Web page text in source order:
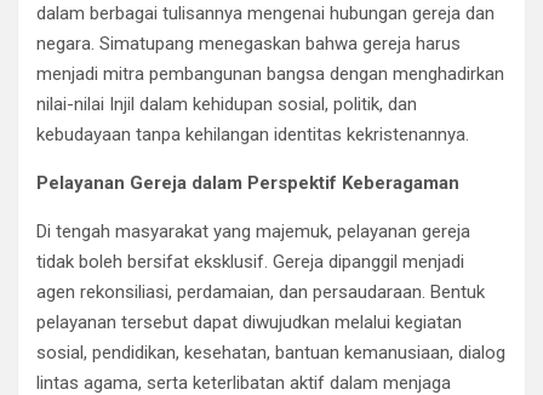
dalam berbagai tulisannya mengenai hubungan gereja dan
negara. Simatupang menegaskan bahwa gereja harus
menjadi mitra pembangunan bangsa dengan menghadirkan
nilai-nilai Injil dalam kehidupan sosial, politik, dan
kebudayaan tanpa kehilangan identitas kekristenannya.
Pelayanan Gereja dalam Perspektif Keberagaman
Di tengah masyarakat yang majemuk, pelayanan gereja
tidak boleh bersifat eksklusif. Gereja dipanggil menjadi
agen rekonsiliasi, perdamaian, dan persaudaraan. Bentuk
pelayanan tersebut dapat diwujudkan melalui kegiatan
sosial, pendidikan, kesehatan, bantuan kemanusiaan, dialog
lintas agama, serta keterlibatan aktif dalam menjaga